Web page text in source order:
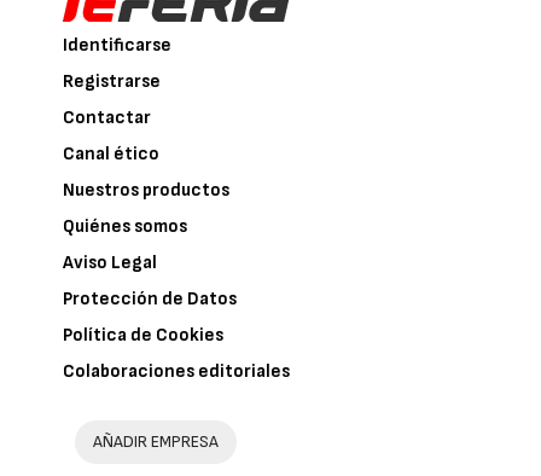
Identificarse
Registrarse
Contactar
Canal ético
Nuestros productos
Quiénes somos
Aviso Legal
Protección de Datos
Política de Cookies
Colaboraciones editoriales
AÑADIR EMPRESA